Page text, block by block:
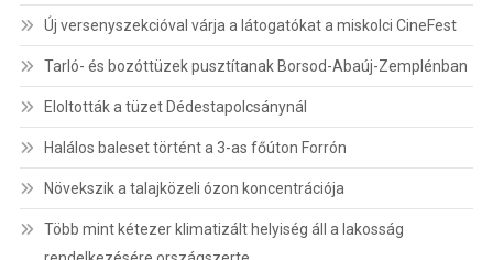
Új versenyszekcióval várja a látogatókat a miskolci CineFest
Tarló- és bozóttüzek pusztítanak Borsod-Abaúj-Zemplénban
Eloltották a tüzet Dédestapolcsánynál
Halálos baleset történt a 3-as főúton Forrón
Növekszik a talajközeli ózon koncentrációja
Több mint kétezer klimatizált helyiség áll a lakosság